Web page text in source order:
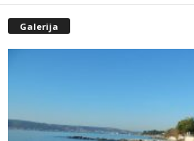
Galerija